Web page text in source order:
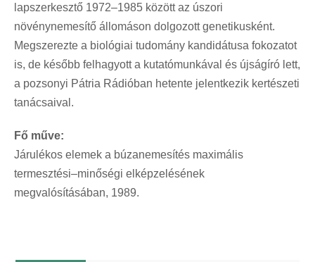
lapszerkesztő 1972–1985 között az úszori
növénynemesítő állomáson dolgozott genetikusként.
Megszerezte a biológiai tudomány kandidátusa fokozatot
is, de később felhagyott a kutatómunkával és újságíró lett,
a pozsonyi Pátria Rádióban hetente jelentkezik kertészeti
tanácsaival.
Fő műve:
Járulékos elemek a búzanemesítés maximális
termesztési–minőségi elképzelésének
megvalósításában, 1989.